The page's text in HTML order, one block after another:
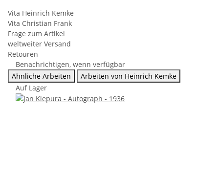
Vita Heinrich Kemke
Vita Christian Frank
Frage zum Artikel
weltweiter Versand
Retouren
Benachrichtigen, wenn verfügbar
Ähnliche Arbeiten
Arbeiten von Heinrich Kemke
Auf Lager